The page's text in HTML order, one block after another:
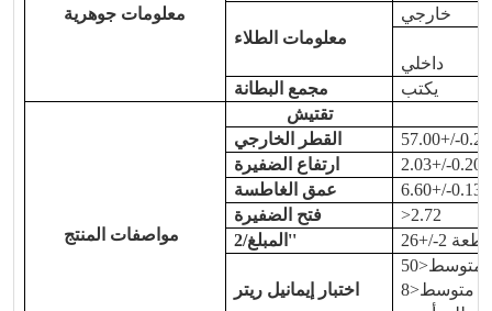
معلومات جوهرية
معلومات الطلاء
خارجي
داخلي
مجمع البطانة
يكتب
مواصفات المنتج
تقتيش
القطر الخارجي
ارتفاع الضفيرة
عمق الغاطسة
فتح الضفيرة
>2.72
المبلغ/2''
2 قطعة
اختبار إيمانيل ريتر
الأعلى<75 مللي أمبير، متوسط<50mA
الأعلى<25 مللي أمبير، متوسط<8